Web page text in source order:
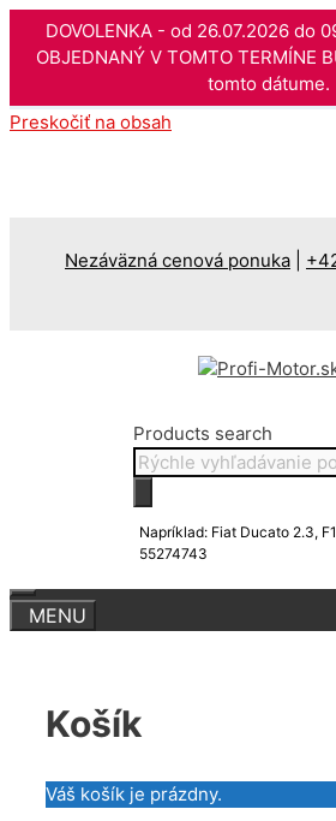
DOVOLENKA - od 26.07.2026 do
OBJEDNANÝ V TOMTO TERMÍNE
tomto dátume.
Preskočiť na obsah
Nezáväzná cenová ponuka
Products search
Napríklad: Fiat Ducato 2.3,
55274743
Košík
Váš košík je prázdny.